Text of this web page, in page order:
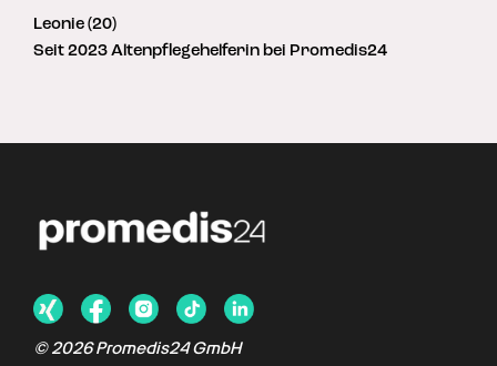
Leonie (20)
Seit 2023 Altenpflegehelferin bei Promedis24
©2026Promedis24 GmbH